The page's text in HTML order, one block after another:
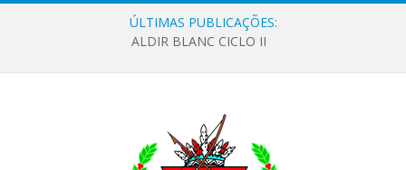
ÚLTIMAS PUBLICAÇÕES:
ALDIR BLANC CICLO II